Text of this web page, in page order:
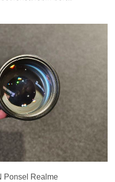
Ponsel Realme